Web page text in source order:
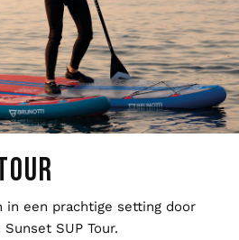
in een prachtige setting door
SUP Tour.